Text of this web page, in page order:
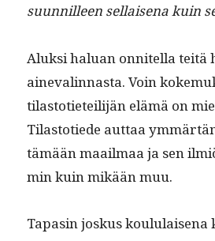
suun­nilleen sel­l­aise­na kuin
Aluk­si halu­an onnitel­la teitä
ainevalin­nas­ta. Voin
tilas­toti­eteil­i­jän elämä on
Tilas­totiede aut­taa
tämään maail­maa ja sen
min kuin mikään muu.
Tapasin joskus